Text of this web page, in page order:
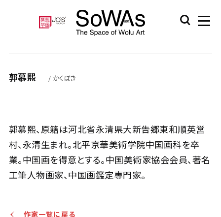
郭慕熙 / かくぼき
郭慕熙、原籍は河北省永清県大新告郷東和順英営
村、永清生まれ。北平京華美術学院中国画科を卒
業。中国画を得意とする。中国美術家協会会員、著名
工筆人物画家、中国画鑑定専門家。
作家一覧に戻る